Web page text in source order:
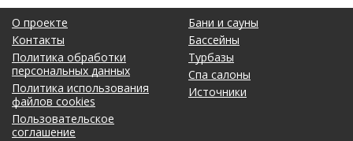
О проекте
Контакты
Политика обработки
персональных данных
Политика использования
файлов cookies
Пользовательское
соглашение
Бани и сауны
Бассейны
Турбазы
Спа салоны
Источники